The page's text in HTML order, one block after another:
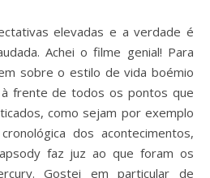
elevadas e a verdade é
Achei o filme genial! Para
sobre o estilo de vida boémio
frente de todos os pontos que
como sejam por exemplo
dos acontecimentos,
faz juz ao que foram os
Gostei em particular de